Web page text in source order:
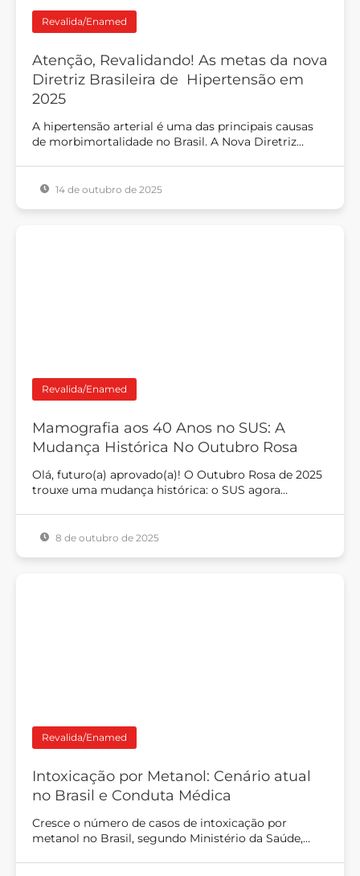
Revalida/Enamed
Atenção, Revalidando! As metas da nova
Diretriz Brasileira de Hipertensão em
2025
A hipertensão arterial é uma das principais causas
de morbimortalidade no Brasil. A Nova Diretriz…
14 de outubro de 2025
Revalida/Enamed
Mamografia aos 40 Anos no SUS: A
Mudança Histórica No Outubro Rosa
Olá, futuro(a) aprovado(a)! O Outubro Rosa de 2025
trouxe uma mudança histórica: o SUS agora…
8 de outubro de 2025
Revalida/Enamed
Intoxicação por Metanol: Cenário atual
no Brasil e Conduta Médica
Cresce o número de casos de intoxicação por
metanol no Brasil, segundo Ministério da Saúde,…